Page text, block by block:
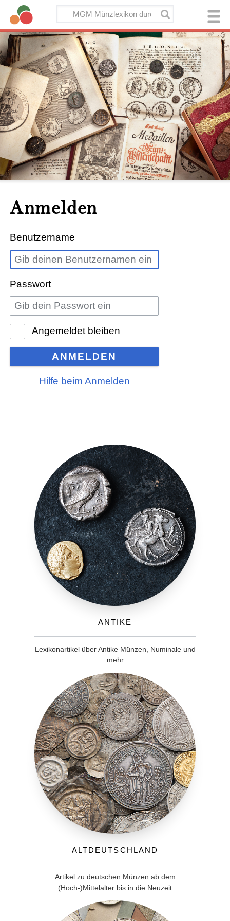
Anmelden
Benutzername
Passwort
Angemeldet bleiben
ANMELDEN
Hilfe beim Anmelden
Antike
Lexikonartikel über Antike Münzen, Numinale und
mehr
Altdeutschland
Artikel zu deutschen Münzen ab dem
(Hoch-)Mittelalter bis in die Neuzeit